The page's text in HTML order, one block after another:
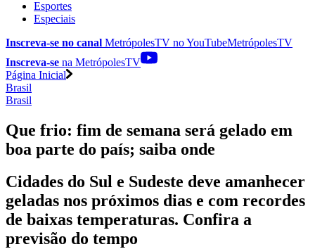
Esportes
Especiais
Inscreva-se no canal MetrópolesTV noYouTubeMetrópolesTV
Inscreva-se na MetrópolesTV
Página Inicial
Brasil
Brasil
Que frio: fim de semana será gelado em
boa parte do país; saiba onde
Cidades do Sul e Sudeste deve amanhecer
geladas nos próximos dias e com recordes
de baixas temperaturas. Confira a
previsão do tempo